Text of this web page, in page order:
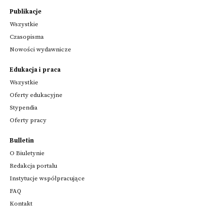
Publikacje
Wszystkie
Czasopisma
Nowości wydawnicze
Edukacja i praca
Wszystkie
Oferty edukacyjne
Stypendia
Oferty pracy
Bulletin
O Biuletynie
Redakcja portalu
Instytucje współpracujące
FAQ
Kontakt